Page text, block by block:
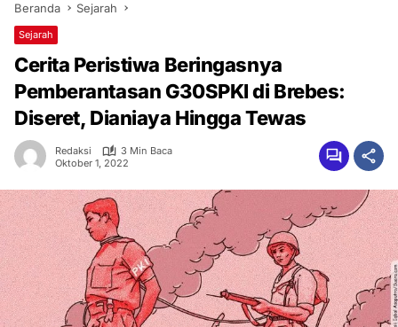
Beranda Sejarah
Sejarah
Cerita Peristiwa Beringasnya
Pemberantasan G30SPKI di Brebes:
Diseret, Dianiaya Hingga Tewas
Redaksi
3 Min Baca
Oktober 1, 2022